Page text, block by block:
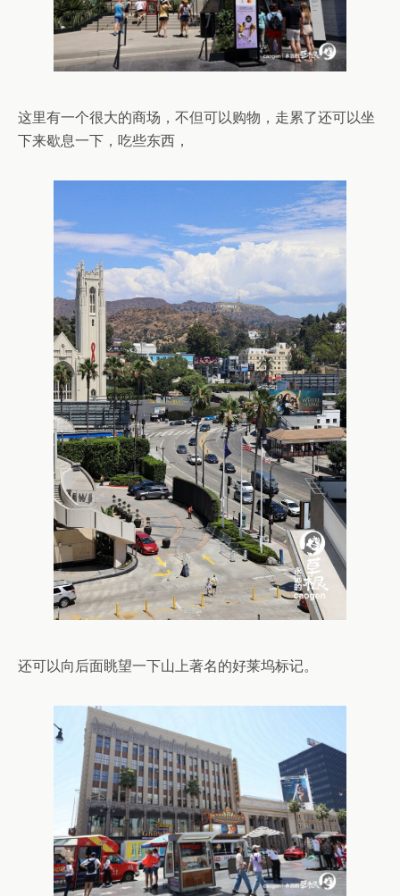
这里有一个很大的商场，不但可以购物，走累了还可以坐
下来歇息一下，吃些东西，
还可以向后面眺望一下山上著名的好莱坞标记。